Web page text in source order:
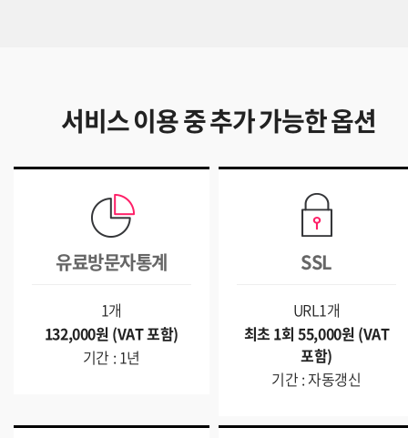
서비스 이용 중 추가 가능한 옵션
유료방문자통계
1개
132,000원 (VAT 포함)
기간 : 1년
SSL
URL1개
최초 1회 55,000원 (VAT
포함)
기간 : 자동갱신